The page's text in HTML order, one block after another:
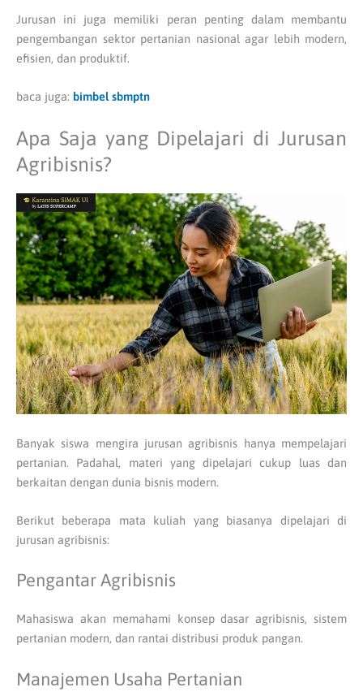
Jurusan ini juga memiliki peran penting dalam membantu
pengembangan sektor pertanian nasional agar lebih modern,
efisien, dan produktif.
baca juga: bimbel sbmptn
Apa Saja yang Dipelajari di Jurusan
Agribisnis?
Banyak siswa mengira jurusan agribisnis hanya mempelajari
pertanian. Padahal, materi yang dipelajari cukup luas dan
berkaitan dengan dunia bisnis modern.
Berikut beberapa mata kuliah yang biasanya dipelajari di
jurusan agribisnis:
Pengantar Agribisnis
Mahasiswa akan memahami konsep dasar agribisnis, sistem
pertanian modern, dan rantai distribusi produk pangan.
Manajemen Usaha Pertanian